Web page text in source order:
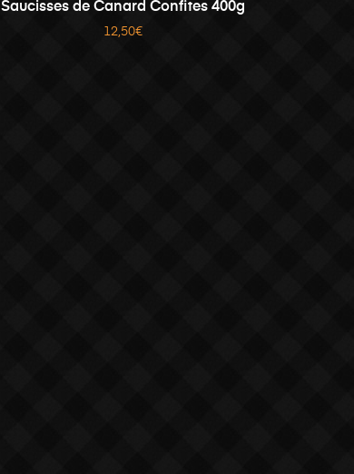
Saucisses de Canard Confites 400g
12,50€